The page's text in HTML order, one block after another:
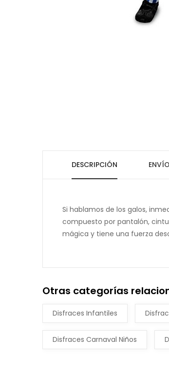
DESCRIPCIÓN
Si hablamos de los galos,
compuesto por pantalón,
mágica y tiene una fuerza
Otras categorías
Disfraces Infantiles
Disfraces Carnaval Niños